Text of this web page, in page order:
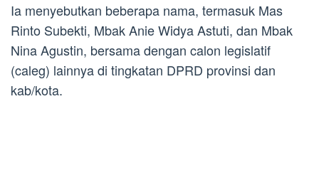
Ia menyebutkan beberapa nama, termasuk Mas
Rinto Subekti, Mbak Anie Widya Astuti, dan Mbak
Nina Agustin, bersama dengan calon legislatif
(caleg) lainnya di tingkatan DPRD provinsi dan
kab/kota.